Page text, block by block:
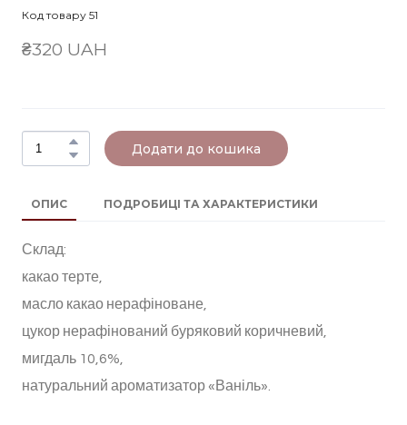
Код товару 51
₴320 UAH
Додати до кошика
ОПИС ПОДРОБИЦІ ТА ХАРАКТЕРИСТИКИ
Склад:
какао терте,
масло какао нерафіноване,
цукор нерафінований буряковий коричневий,
мигдаль 10,6%,
натуральний ароматизатор «Ваніль».